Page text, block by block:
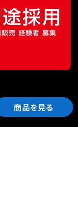
商品を見る